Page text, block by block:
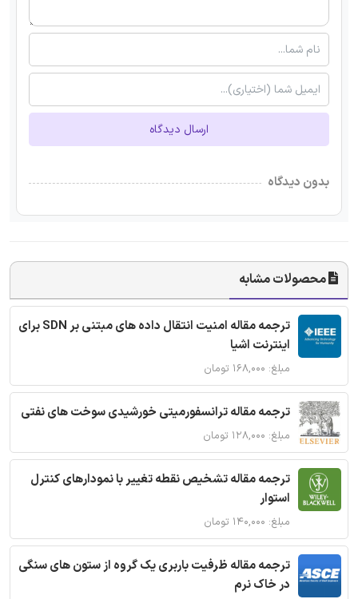
ارسال دیدگاه
بدون دیدگاه
محصولات مشابه
ترجمه مقاله امنیت انتقال داده های مبتنی بر SDN برای
اینترنت اشیا
مبلغ: ۱۶۸,۰۰۰ تومان
ترجمه مقاله ترانسفورمیتی خورشیدی سوخت های نفتی
مبلغ: ۱۲۸,۰۰۰ تومان
ترجمه مقاله تشخیص نقطه تغییر با نمودارهای کنترل
استوار
مبلغ: ۱۴۰,۰۰۰ تومان
ترجمه مقاله ظرفیت باربری یک گروه از ستون های سنگی
در خاک نرم